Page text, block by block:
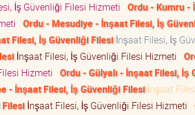
İş Güvenliği Filesi Hizmeti Ordu - Kumru -
Ordu - Mesudiye - İnşaat Filesi, İş
Filesi, İş Güvenliği Filesiİnşaat Filesi, İş
İnşaat Filesi, İş Güvenliği Filesi Hizmeti
Hizmeti Ordu - Gülyalı - İnşaat Filesi, İş
- İnşaat Filesi, İş Güvenliği Filesiİnşaat
Filesiİnşaat Filesi, İş Güvenliği Filesi Hizmeti